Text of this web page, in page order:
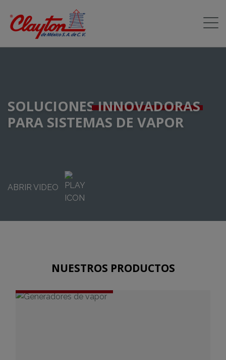
SOLUCIONESINNOVADORAS
PARA SISTEMAS DE VAPOR
ABRIR VIDEO
NUESTROS PRODUCTOS